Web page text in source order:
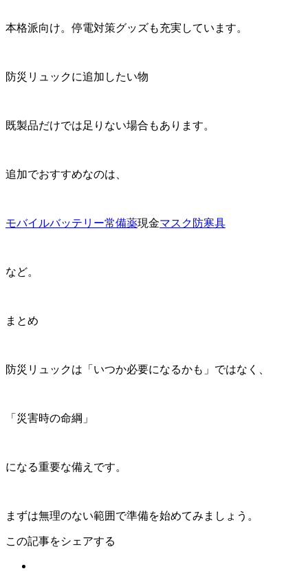
本格派向け。停電対策グッズも充実しています。
防災リュックに追加したい物
既製品だけでは足りない場合もあります。
追加でおすすめなのは、
モバイルバッテリー常備薬現金マスク 防寒具
など。
まとめ
防災リュックは「いつか必要になるかも」ではなく、
「災害時の命綱」
になる重要な備えです。
まずは無理のない範囲で準備を始めてみましょう。
この記事をシェアする